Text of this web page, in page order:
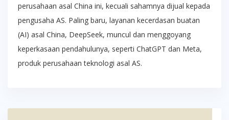
perusahaan asal China ini, kecuali sahamnya dijual kepada
pengusaha AS. Paling baru, layanan kecerdasan buatan
(AI) asal China, DeepSeek, muncul dan menggoyang
keperkasaan pendahulunya, seperti ChatGPT dan Meta,
produk perusahaan teknologi asal AS.